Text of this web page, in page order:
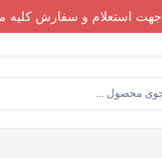
جهت استعلام و سفارش کلیه